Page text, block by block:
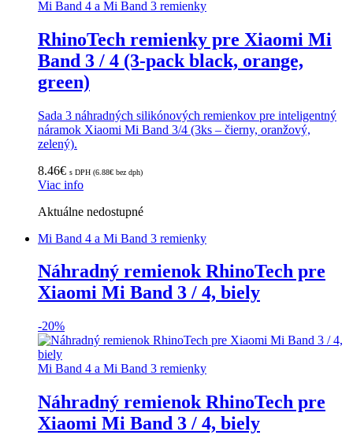
Mi Band 4 a Mi Band 3 remienky
RhinoTech remienky pre Xiaomi Mi
Band 3 / 4 (3-pack black, orange,
green)
Sada 3 náhradných silikónových remienkov pre inteligentný
náramok Xiaomi Mi Band 3/4 (3ks – čierny, oranžový,
zelený).
8.46€ s DPH (6.88€ bez dph)
Viac info
Aktuálne nedostupné
Mi Band 4 a Mi Band 3 remienky
Náhradný remienok RhinoTech pre
Xiaomi Mi Band 3 / 4, biely
-20%
Mi Band 4 a Mi Band 3 remienky
Náhradný remienok RhinoTech pre
Xiaomi Mi Band 3 / 4, biely